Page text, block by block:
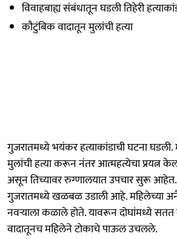
विवाहबाह्य संबंधातून घडली तिहेरी
कौटुंबिक वादातून मुलांची हत्या
गुजरातमध्ये भयंकर हत्याकांडाची घटना
मुलांची हत्या करून नंतर आत्महत्येचा प्रयत्न
असून तिच्यावर रुग्णालयात उपचार सुरू
गुजरातमध्ये खळबळ उडाली आहे. महिलेच्या
नवऱ्याला कळाले होते. यावरून दोघांमध्ये सतत
वादातूनच महिलेने टोकाचे पाऊल उचलले.